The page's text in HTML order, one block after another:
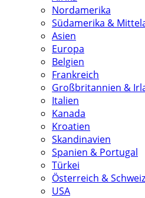
Nordamerika
Südamerika &
Asien
Europa
Belgien
Frankreich
Großbritannien &
Italien
Kanada
Kroatien
Skandinavien
Spanien & Portugal
Türkei
Österreich & Schweiz
USA